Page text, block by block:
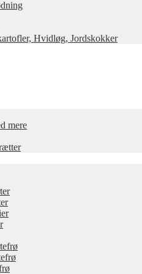
Hvidløg, Jordskokker
mere
(Valsk bønne)